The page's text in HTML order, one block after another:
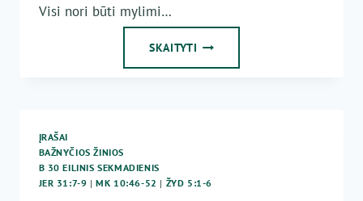
Visi nori būti mylimi…
SKAITYTI ĮSAKYTA
ĮRAŠAI
BAŽNYČIOS ŽINIOS
B 30 EILINIS SEKMADIENIS
JER 31:7-9 |MK 10:46-52 | ŽYD 5:1-6